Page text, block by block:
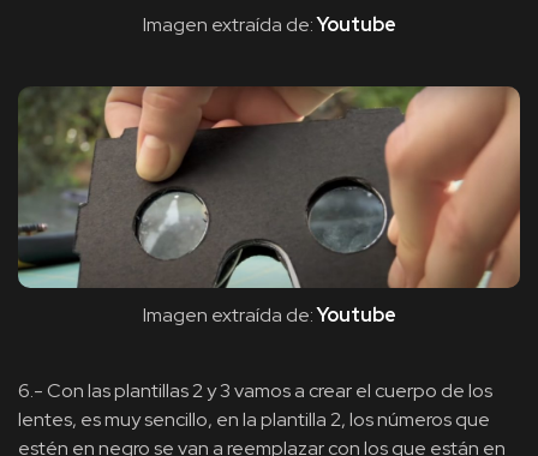
Imagen extraída de:Youtube
Imagen extraída de:Youtube
6.- Con las plantillas 2 y 3 vamos a crear el cuerpo de los
lentes, es muy sencillo, en la plantilla 2, los números que
estén en negro se van a reemplazar con los que están en